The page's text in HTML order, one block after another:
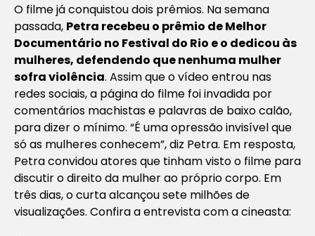
O filme já conquistou dois prêmios. Na semana
passada, Petra recebeu o prêmio de Melhor
Documentário no Festival do Rio e o dedicou às
mulheres, defendendo que nenhuma mulher
sofra violência. Assim que o vídeo entrou nas
redes sociais, a página do filme foi invadida por
comentários machistas e palavras de baixo calão,
para dizer o mínimo. “É uma opressão invisível que
só as mulheres conhecem”, diz Petra. Em resposta,
Petra convidou atores que tinham visto o filme para
discutir o direito da mulher ao próprio corpo. Em
três dias, o curta alcançou sete milhões de
visualizações. Confira a entrevista com a cineasta: